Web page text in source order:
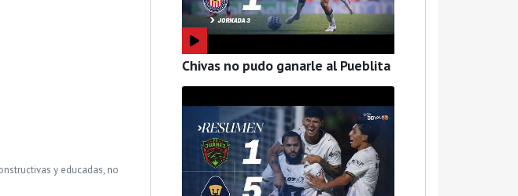
y educadas, no
Chivas no pudo ganarle al Pueblita